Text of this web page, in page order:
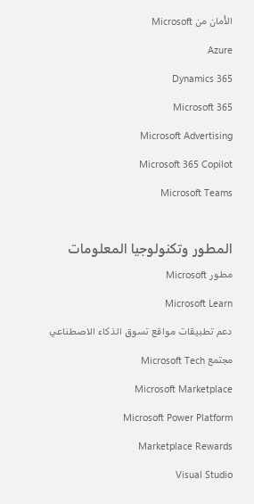
الأمان من Microsoft
Azure
Dynamics 365
Microsoft 365
Microsoft Advertising
Microsoft 365 Copilot
Microsoft Teams
المطور وتكنولوجيا المعلومات
مطور Microsoft
Microsoft Learn
دعم تطبيقات مواقع تسوق الذكاء الاصطناعي
مجتمع Microsoft Tech
Microsoft Marketplace
Microsoft Power Platform
Marketplace Rewards
Visual Studio